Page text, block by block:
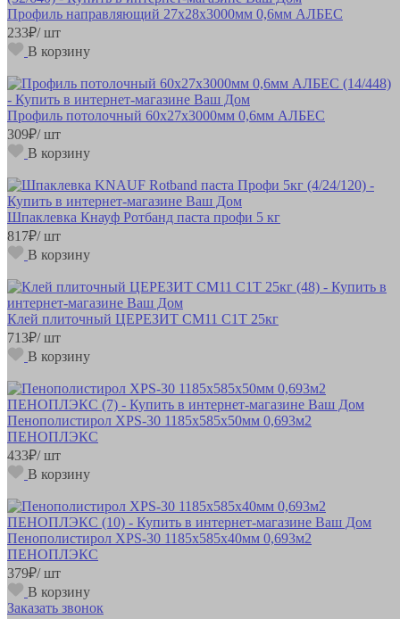
Профиль направляющий 27х28х3000мм 0,6мм АЛБЕС
233₽/ шт
В корзину
Профиль потолочный 60х27х3000мм 0,6мм АЛБЕС
309₽/ шт
В корзину
Шпаклевка Кнауф Ротбанд паста профи 5 кг
817₽/ шт
В корзину
Клей плиточный ЦЕРЕЗИТ СМ11 С1Т 25кг
713₽/ шт
В корзину
Пенополистирол XPS-30 1185х585х50мм 0,693м2
ПЕНОПЛЭКС
433₽/ шт
В корзину
Пенополистирол XPS-30 1185х585х40мм 0,693м2
ПЕНОПЛЭКС
379₽/ шт
В корзину
Заказать звонок